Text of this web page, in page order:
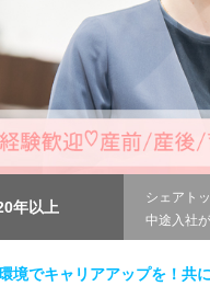
年以上
シェアト
中途入社
境でキャリアアップを！共